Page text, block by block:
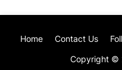
Copyright ©
Home Contact Us